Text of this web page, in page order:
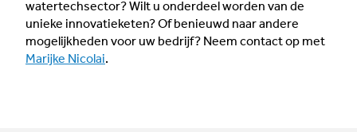
watertechsector? Wilt u onderdeel worden van de
unieke innovatieketen? Of benieuwd naar andere
mogelijkheden voor uw bedrijf? Neem contact op met
Marijke Nicolai.